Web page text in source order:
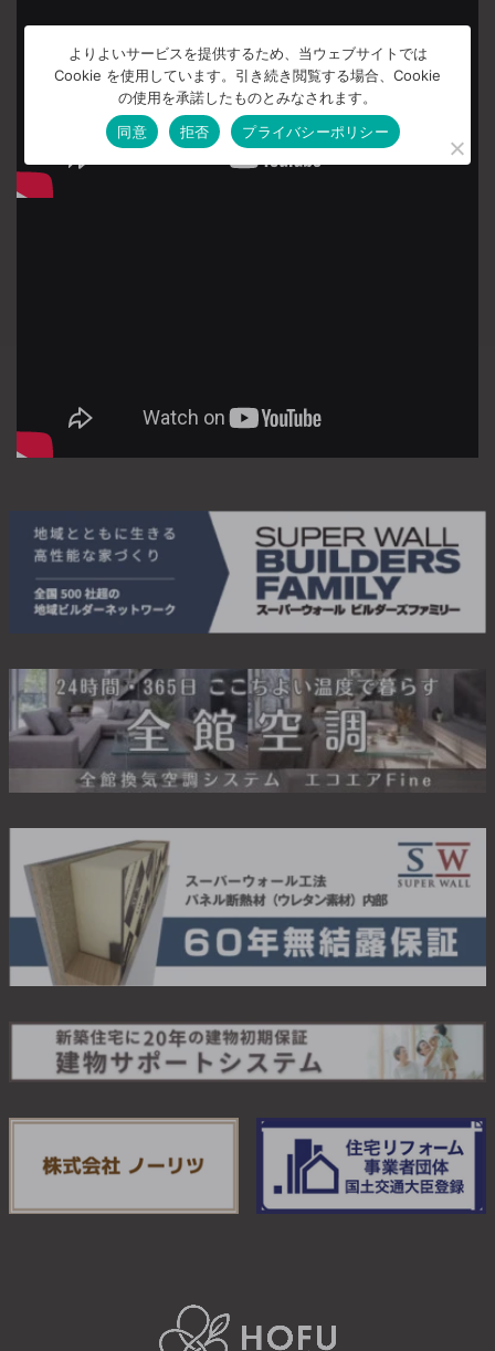
よりよいサービスを提供するため、当ウェブサイトでは
Cookie を使用しています。引き続き閲覧する場合、Cookie
の使用を承諾したものとみなされます。
同意
拒否 プライバシーポリシー